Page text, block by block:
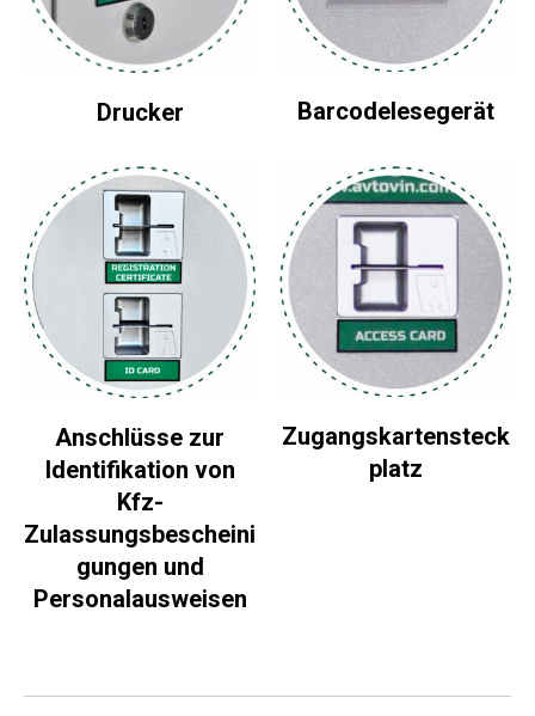
Drucker Barcodelesegerät
Anschlüsse zur
Identifikation von
Kfz-
Zulassungsbescheini
gungen und
Personalausweisen
Zugangskartensteck
platz